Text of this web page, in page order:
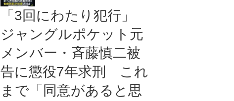
「3回にわたり犯行」
ジャングルポケット元
メンバー・斉藤慎二被
告に懲役7年求刑 これ
まで「同意があると思